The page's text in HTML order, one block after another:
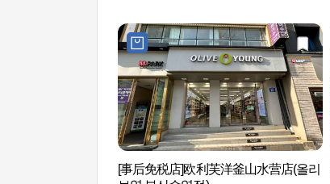
[事后免税店]欧利芙洋釜山水营店(올리